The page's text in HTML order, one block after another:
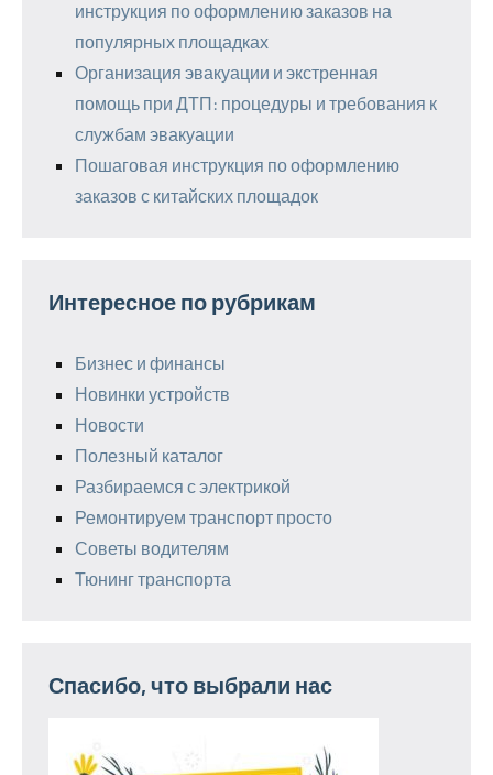
инструкция по оформлению заказов на
популярных площадках
Организация эвакуации и экстренная
помощь при ДТП: процедуры и требования к
службам эвакуации
Пошаговая инструкция по оформлению
заказов с китайских площадок
Интересное по рубрикам
Бизнес и финансы
Новинки устройств
Новости
Полезный каталог
Разбираемся с электрикой
Ремонтируем транспорт просто
Советы водителям
Тюнинг транспорта
Спасибо, что выбрали нас